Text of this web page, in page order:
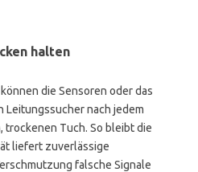
halten
die Sensoren oder das
Leitungssucher nach jedem
trockenen Tuch. So bleibt die
liefert zuverlässige
falsche Signale